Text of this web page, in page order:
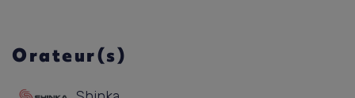
Orateur(s)